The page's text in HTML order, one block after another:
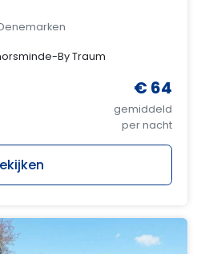
By Traum
€ 64
gemiddeld
per nacht